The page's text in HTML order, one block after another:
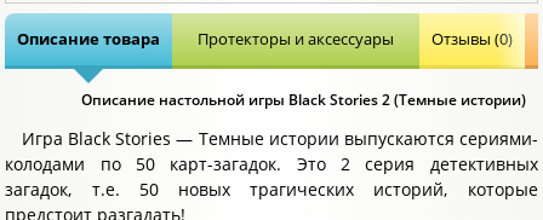
Описание товара Протекторы и аксессуары Отзывы (0)
Описание настольной игры Black Stories 2 (Темные истории)
Игра Black Stories — Темные истории выпускаются сериями-
колодами по 50 карт-загадок. Это 2 серия детективных
загадок, т.е. 50 новых трагических историй, которые
предстоит разгадать!